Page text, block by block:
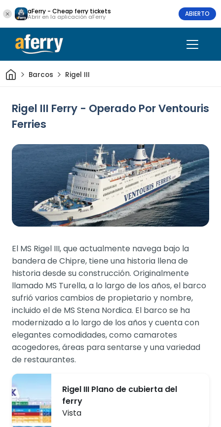
aFerry - Cheap ferry tickets
Abrir en la aplicación aFerry ABIERTO
InicioBarcos Rigel III
Rigel III Ferry - Operado Por Ventouris
Ferries
El MS Rigel III, que actualmente navega bajo la
bandera de Chipre, tiene una historia llena de
historia desde su construcción. Originalmente
llamado MS Turella, a lo largo de los años, el barco
sufrió varios cambios de propietario y nombre,
incluido el de MS Stena Nordica. El barco se ha
modernizado a lo largo de los años y cuenta con
elegantes comodidades, como camarotes
acogedores, áreas para sentarse y una variedad
de restaurantes.
Rigel III Plano de cubierta del
ferry
Vista